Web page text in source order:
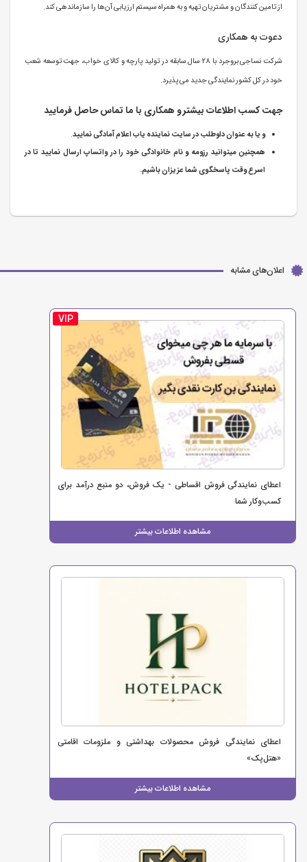
از تامین کنندگان و مشتریان تهیه و به همراه سیستم ارزیابی آن‌ها را سازماندهی کند.
دعوت به همکاری
شرکت نساجی بروجرد با 28 سال سابقه در تولید پارچه و کالای خواب، جهت توسعه شعب
خود در کل کشور نمایندگی جدید می پذیرد.
جهت کسب اطلاعات بیشتر و همکاری با ما تماس حاصل فرمایید
و یا به عنوان داوطلب در سایت نماینده یاب اعلام آمادگی نمایید.
همچنین میتوانید رزومه و نام خانوادگی خود را در واتساپ ارسال نمایید تا در
اسرع وقت پاسخگوی شما عزیزان باشیم.
اعلان‌های مشابه
VIP
اعطای نمایندگی فروش اقساطی - یک فروش، دو منبع درآمد برای
کسب‌وکار شما
مشاهده اطلاعات بیشتر
اعطای نمایندگی فروش محصولات بهداشتی و ملزومات اقامتی
«هتل‌پک»
مشاهده اطلاعات بیشتر